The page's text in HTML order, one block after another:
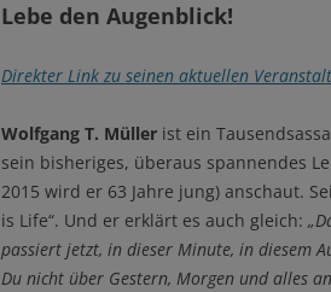
Lebe den Augenblick!
Direkter Link zu seinen aktuellen
Wolfgang T. Müller ist ein
sein bisheriges, überaus spannendes
2015 wird er 63 Jahre jung) anschaut.
is Life“. Und er erklärt es auch gleich:
passiert jetzt, in dieser Minute, in diesem
Du nicht über Gestern, Morgen und alles